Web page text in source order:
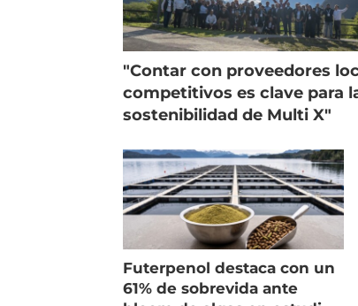
"Contar con proveedores
competitivos es clave para
sostenibilidad de Multi X"
Futerpenol destaca con un
61% de sobrevida ante